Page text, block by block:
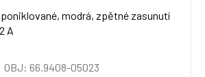
modrá, zpětné zasunutí
A
OBJ: 66.9408-05023